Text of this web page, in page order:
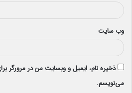
وب‌ سایت
ذخیره نام، ایمیل و وبسایت من در مرورگر
می‌نویسم.